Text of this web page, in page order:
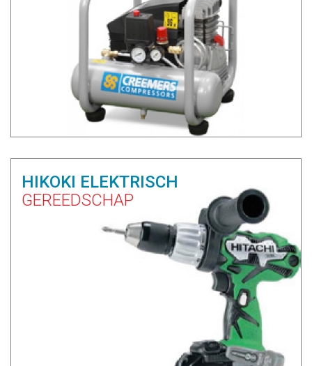
HIKOKI ELEKTRISCH
GEREEDSCHAP